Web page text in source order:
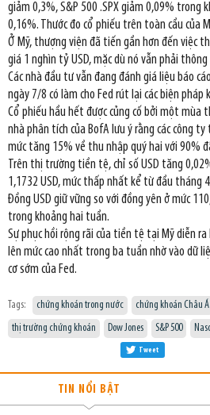
giảm 0,3%, S&P 500 .SPX giảm 0,09% trong
0,16%. Thước đo cổ phiếu trên toàn cầu của
Ở Mỹ, thượng viện đã tiến gần hơn đến việc
giá 1 nghìn tỷ USD, mặc dù nó vẫn phải thông
Các nhà đầu tư vẫn đang đánh giá liệu báo
ngày 7/8 có làm cho Fed rút lại các biện pháp
Cổ phiếu hầu hết được củng cố bởi một mùa
nhà phân tích của BofA lưu ý rằng các công
mức tăng 15% về thu nhập quý hai với 90%
Trên thị trường tiền tệ, chỉ số USD tăng
1,1732 USD, mức thấp nhất kể từ đầu tháng
Đồng USD giữ vững so với đồng yên ở mức
trong khoảng hai tuần.
Sự phục hồi rộng rãi của tiền tệ tại Mỹ diễn
lên mức cao nhất trong ba tuần nhờ vào dữ
cơ sớm của Fed.
Tags: chứng khoán trong nước chứng khoán Châu Á
thị trường chứng khoán
Dow Jones S&P 500
Tweet
TIN NỔI BẬT